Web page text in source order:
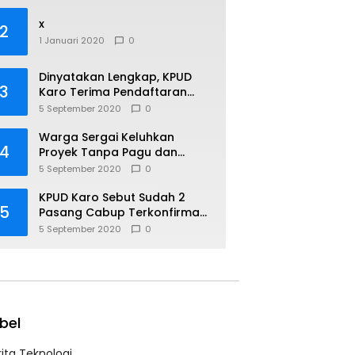
Rohani
2 x
1 Januari 2020 0
3
Dinyatakan Lengkap, KPUD
Karo Terima Pendaftaran
Cabup Paslon Josua-
5 September 2020 0
4
Warga Sergai Keluhkan
Proyek Tanpa Pagu dan
Tumpukan Material Dinas
Utara.
5 September 2020 0
5
KPUD Karo Sebut Sudah 2
Pasang Cabup Terkonfirmasi
Akan Mendaftar
5 September 2020 0